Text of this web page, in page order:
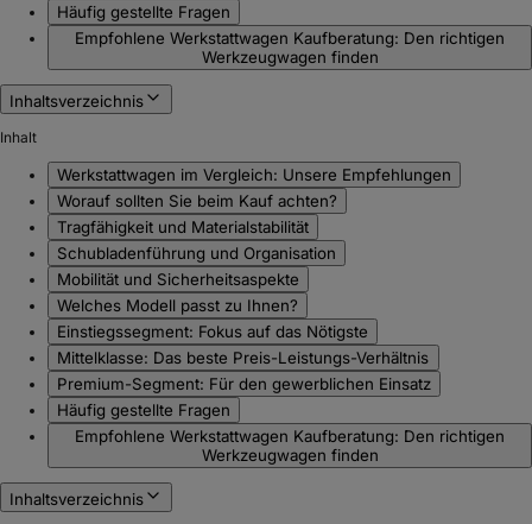
Häufig gestellte Fragen
Empfohlene Werkstattwagen Kaufberatung: Den richtigen
Werkzeugwagen finden
Inhaltsverzeichnis
Inhalt
Werkstattwagen im Vergleich: Unsere Empfehlungen
Worauf sollten Sie beim Kauf achten?
Tragfähigkeit und Materialstabilität
Schubladenführung und Organisation
Mobilität und Sicherheitsaspekte
Welches Modell passt zu Ihnen?
Einstiegssegment: Fokus auf das Nötigste
Mittelklasse: Das beste Preis-Leistungs-Verhältnis
Premium-Segment: Für den gewerblichen Einsatz
Häufig gestellte Fragen
Empfohlene Werkstattwagen Kaufberatung: Den richtigen
Werkzeugwagen finden
Inhaltsverzeichnis